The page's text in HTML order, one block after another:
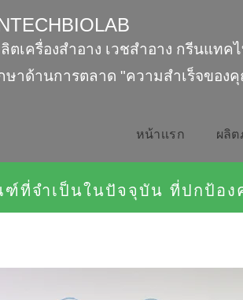
ลิตเครื่องสำอาง เวชสำอาง กรีนแ
ษาด้านการตลาด "ความสำเร็จของ
หน้าเเรก ผลิ
ที่จำเป็นในปัจจุบัน ที่ปกป้อ